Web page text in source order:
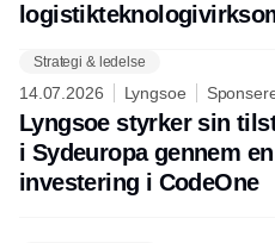
Strategi & ledelse
14.07.2026 Lyngsoe
Lyngsoe styrker sin
i Sydeuropa gennem
investering i CodeOne